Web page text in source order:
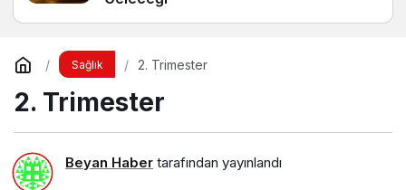
Sağlık 2. Trimester
2. Trimester
Beyan Haber tarafından yayınlandı